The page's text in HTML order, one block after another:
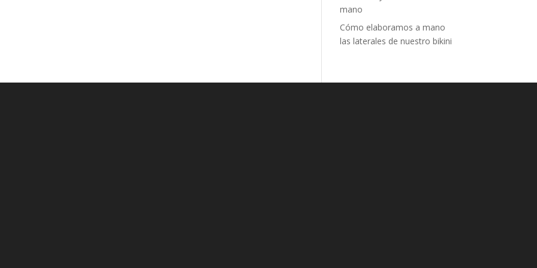
mano
Cómo elaboramos a mano
las laterales de nuestro bikini